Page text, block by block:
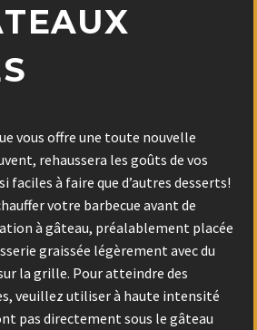
vous offre une toute nouvelle
rehaussera les goûts de vos
faciles à faire que d’autres desserts!
votre barbecue avant de
à gâteau, préalablement placée
graissée légèrement avec du
la grille. Pour atteindre des
veuillez utiliser à haute intensité
pas directement sous le gâteau